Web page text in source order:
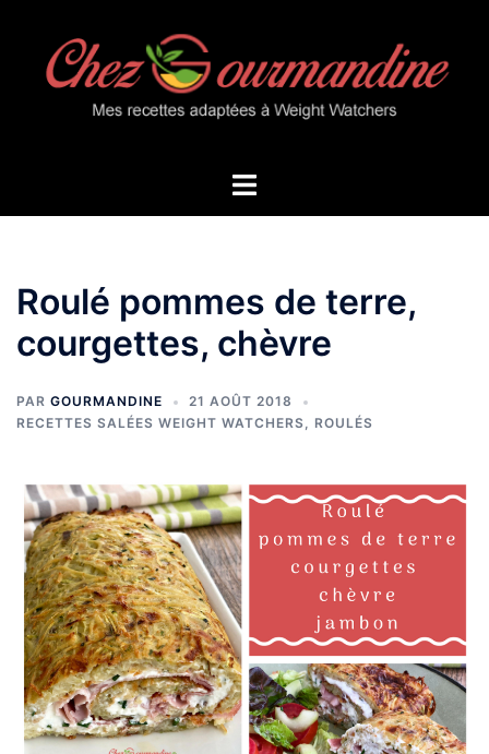
contenu
Ouvrir/fermer
Roulé pommes de terre,
courgettes, chèvre
PAR GOURMANDINE
21 AOÛT 2018
RECETTES SALÉES WEIGHT WATCHERS, ROULÉS